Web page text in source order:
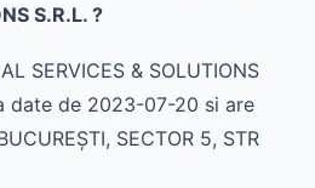
S.R.L. ?
SERVICES & SOLUTIONS
date de 2023-07-20 si are
SECTOR 5, STR